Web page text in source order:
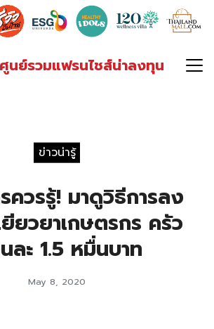
นย์รวมแฟรนไชส์น่าลงทุน
ข่าวน่ารู้
ควรรู้! มาดูวิธีการลง
ยียวยาเกษตรกร ครัว
ละ 1.5 หมื่นบาท
May 8, 2020